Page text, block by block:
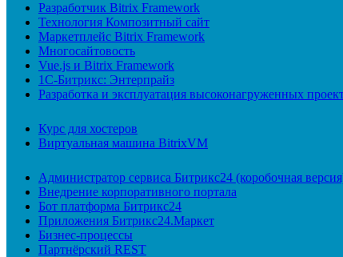
Разработчик Bitrix Framework
Технология Композитный сайт
Маркетплейс Bitrix Framework
Многосайтовость
Vue.js и Bitrix Framework
1С-Битрикс: Энтерпрайз
Разработка и эксплуатация высоконагруженных
Курс для хостеров
Виртуальная машина BitrixVM
Администратор сервиса Битрикс24 (коробочная
Внедрение корпоративного портала
Бот платформа Битрикс24
Приложения Битрикс24.Маркет
Бизнес-процессы
Партнёрский REST